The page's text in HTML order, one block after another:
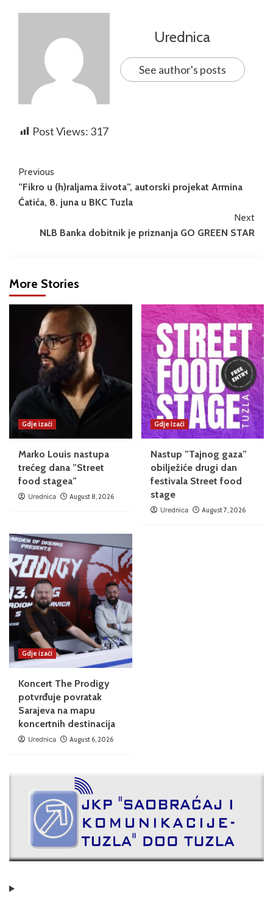
Urednica
See author's posts
Post Views: 317
Previous
​”Fikro u (h)raljama života”, autorski projekat Armina
Ćatića, 8. juna u BKC Tuzla
Next
NLB Banka dobitnik je priznanja GO GREEN STAR
More Stories
Gdje izaći
Marko Louis nastupa
trećeg dana ”Street
food stagea”
Urednica August 8, 2026
Gdje izaći
Nastup ”Tajnog gaza”
obilježiće drugi dan
festivala Street food
stage
Urednica August 7, 2026
Gdje izaći
Koncert The Prodigy
potvrđuje povratak
Sarajeva na mapu
koncertnih destinacija
Urednica August 6, 2026